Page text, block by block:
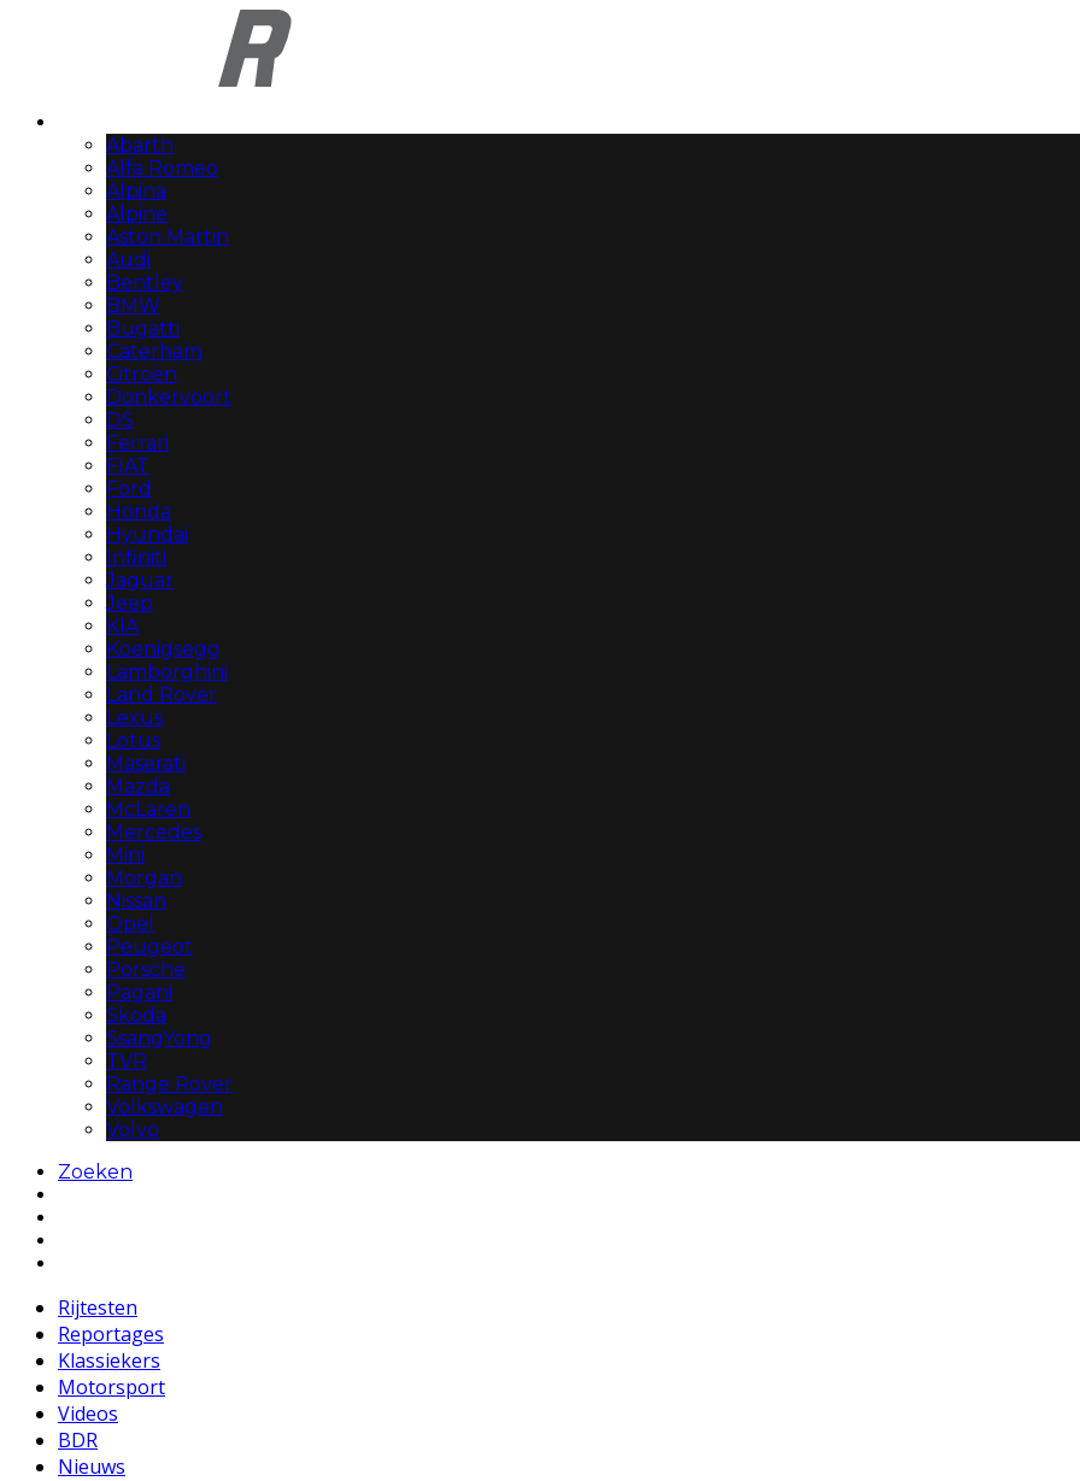
Abarth
Alfa Romeo
Alpina
Alpine
Aston Martin
Audi
Bentley
BMW
Bugatti
Caterham
Citroën
Donkervoort
DS
Ferrari
FIAT
Ford
Honda
Hyundai
Infiniti
Jaguar
Jeep
KIA
Koenigsegg
Lamborghini
Land Rover
Lexus
Lotus
Maserati
Mazda
McLaren
Mercedes
Mini
Morgan
Nissan
Opel
Peugeot
Porsche
Pagani
Skoda
SsangYong
TVR
Range Rover
Volkswagen
Volvo
Zoeken
Rijtesten
Reportages
Klassiekers
Motorsport
Videos
BDR
Nieuws